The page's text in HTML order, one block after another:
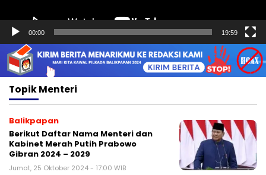
00:00 19:59
TopikMenteri
Balikpapan
Berikut Daftar Nama Menteri dan
Kabinet Merah Putih Prabowo
Gibran 2024 – 2029
Jumat, 25 Oktober 2024 - 17:00 WIB